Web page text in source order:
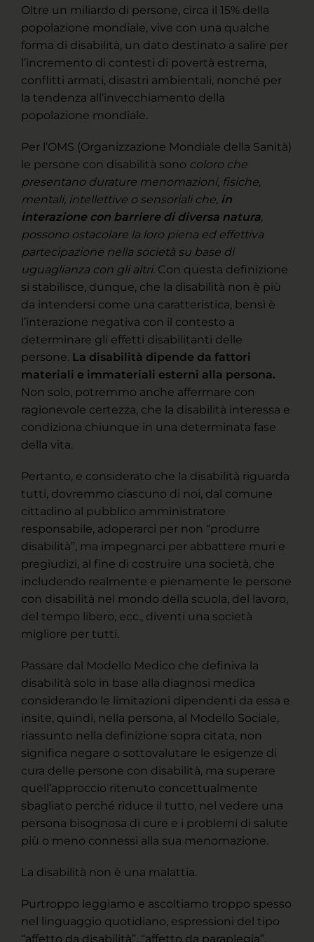
Oltre un miliardo di persone, circa il 15% della
popolazione mondiale, vive con una qualche
forma di disabilità, un dato destinato a salire per
l’incremento di contesti di povertà estrema,
conflitti armati, disastri ambientali, nonché per
la tendenza all’invecchiamento della
popolazione mondiale.
Per l’OMS (Organizzazione Mondiale della Sanità)
le persone con disabilità sono coloro che
presentano durature menomazioni, fisiche,
mentali, intellettive o sensoriali che, in
interazione con barriere di diversa natura
possono ostacolare la loro piena ed effettiva
partecipazione nella società su base di
uguaglianza con gli altri. Con questa definizione
si stabilisce, dunque, che la disabilità non è più
da intendersi come una caratteristica, bensì è
l’interazione negativa con il contesto a
determinare gli effetti disabilitanti delle
persone. La disabilità dipende da fattori
materiali e immateriali esterni alla persona.
Non solo, potremmo anche affermare con
ragionevole certezza, che la disabilità interessa e
condiziona chiunque in una determinata fase
della vita.
Pertanto, e considerato che la disabilità riguarda
tutti, dovremmo ciascuno di noi, dal comune
cittadino al pubblico amministratore
responsabile, adoperarci per non “produrre
disabilità”, ma impegnarci per abbattere muri e
pregiudizi, al fine di costruire una società, che
includendo realmente e pienamente le persone
con disabilità nel mondo della scuola, del lavoro,
del tempo libero, ecc., diventi una società
migliore per tutti.
Passare dal Modello Medico che definiva la
disabilità solo in base alla diagnosi medica
considerando le limitazioni dipendenti da essa e
insite, quindi, nella persona, al Modello Sociale,
riassunto nella definizione sopra citata, non
significa negare o sottovalutare le esigenze di
cura delle persone con disabilità, ma superare
quell’approccio ritenuto concettualmente
sbagliato perché riduce il tutto, nel vedere una
persona bisognosa di cure e i problemi di salute
più o meno connessi alla sua menomazione.
La disabilità non è una malattia.
Purtroppo leggiamo e ascoltiamo troppo spesso
nel linguaggio quotidiano, espressioni del tipo
“affetto da disabilità”, “affetto da paraplegia”,